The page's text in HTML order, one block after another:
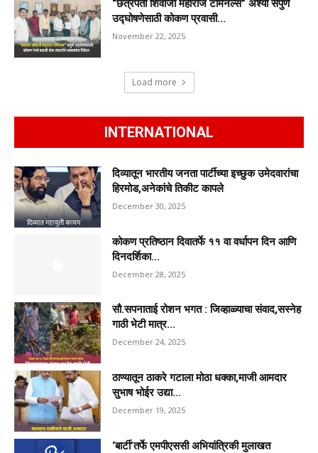
“छत्रपती शिवाजी महाराज टर्मिनल्स” अश्या संपुर्ण
उद्घोषणेसाठी कोकण प्रवासी...
November 22, 2025
Load more
INTERNATIONAL
दिव्यातून भारतीय जनता पार्टीच्या इच्छुक उमेदवारांचा
हिरमोड,अनेकांचे तिकीट कापले
December 30, 2025
कोकण प्रतिष्ठान दिवातर्फे ११ वा वर्धापन दिन आणि
दिनदर्शिका...
December 28, 2025
सौ.सपनाताई रोशन भगत : जिव्हाळ्याचा संवाद,सस्नेह
गाठी भेटी मात्र...
December 24, 2025
ठाण्यातून ठाकरे गटाला मोठा धक्का,माजी आमदार
सुभाष भोईर उद्या...
December 19, 2025
‘बार्टी’तर्फे एमपीएससी अभियांत्रिकी मुलाखत